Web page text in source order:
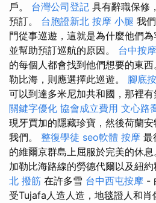
戶。 台灣公司登記 具有辭職保修
預訂。 台胞證新北 按摩 小腿 我
門從事巡遊，這就是為什麼他們
並幫助預訂巡航的原因。 台中按
的每個人都會找到他們想要的東
勒比海，則應選擇此巡遊。 腳底
可以到達多米尼加共和國，那裡有
關鍵字優化 協會成立費用 文心路
現牙買加的隱藏珍寶，然後荷蘭
我們。 整復學徒 seo軟體 按摩 最
的維爾京群島上屈服於完美的休
加勒比海路線的勞德代爾以及紐約
北 撥筋 在許多雪 台中西屯按摩 -
受Tujafa人造人造，地毯證人和肖